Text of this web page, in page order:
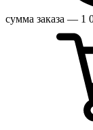
сумма заказа — 1